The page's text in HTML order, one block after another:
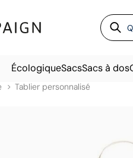
ÉcologiqueSacsSacs à dos
Tablier personnalisé